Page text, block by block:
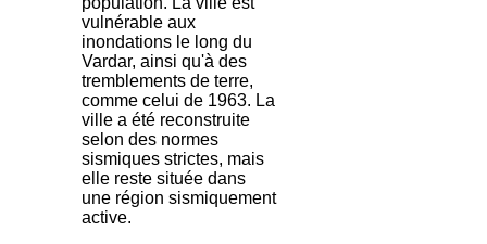
vulnérable aux
inondations le long du
Vardar, ainsi qu'à des
tremblements de terre,
comme celui de 1963. La
ville a été reconstruite
selon des normes
sismiques strictes, mais
elle reste située dans
une région sismiquement
active.